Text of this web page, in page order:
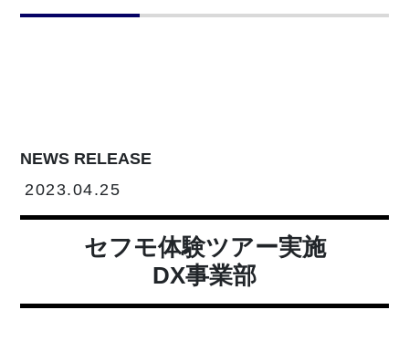
NEWS RELEASE
2023.04.25
セフモ体験ツアー実施
DX事業部